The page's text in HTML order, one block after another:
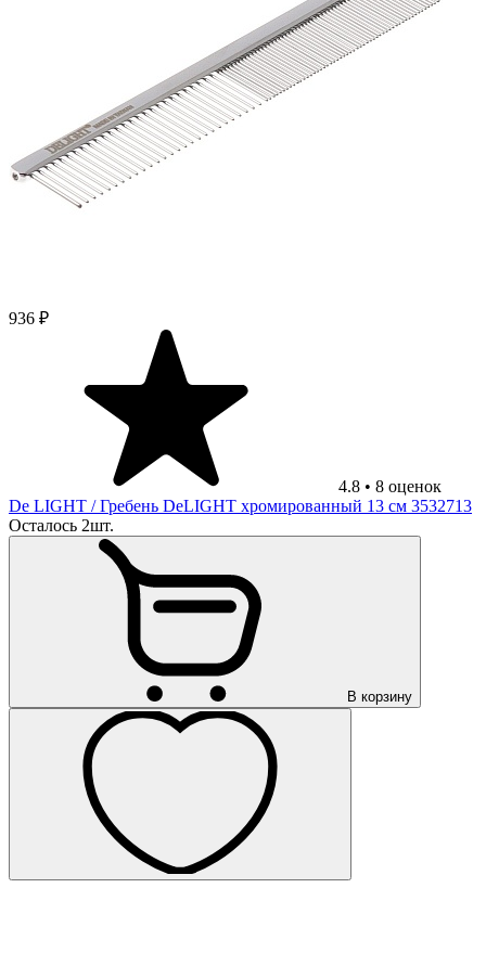
936 ₽
4.8 • 8 оценок
De LIGHT / Гребень DeLIGHT хромированный 13 см 3532713
Осталось 2шт.
В корзину